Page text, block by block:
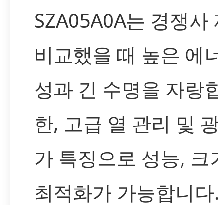
SZA05A0A는 경쟁사
비교했을 때 높은 에
성과 긴 수명을 자랑
한, 고급 열 관리 및
가 특징으로 성능, 크
최적화가 가능합니